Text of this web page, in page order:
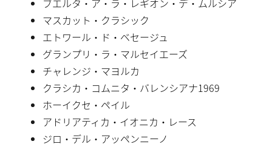
ブエルタ・ア・ラ・レギオン・デ・ムルシア
マスカット・クラシック
エトワール・ド・ベセージュ
グランプリ・ラ・マルセイエーズ
チャレンジ・マヨルカ
クラシカ・コムニタ・バレンシアナ1969
ホーイクセ・ペイル
アドリアティカ・イオニカ・レース
ジロ・デル・アッペンニーノ